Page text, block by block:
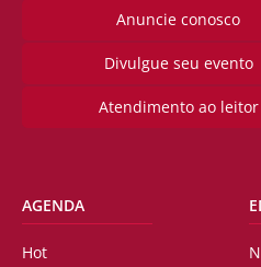
Anuncie conosco
Divulgue seu evento
Atendimento ao leitor
AGENDA
Hot